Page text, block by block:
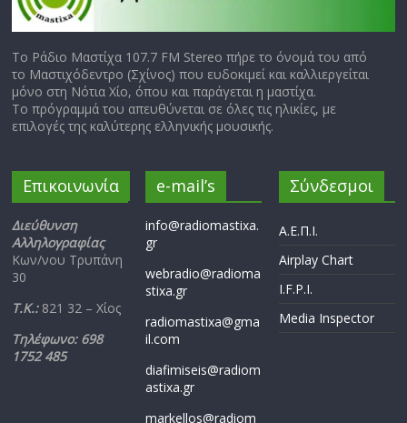
Το Ράδιο Μαστίχα 107.7 FM Stereo πήρε το όνομά του από
το Μαστιχόδεντρο (Σχίνος) που ευδοκιμεί και καλλιεργείται
μόνο στη Νότια Χίο, όπου και παράγεται η μαστίχα.
Το πρόγραμμά του απευθύνεται σε όλες τις ηλικίες, με
επιλογές της καλύτερης ελληνικής μουσικής.
Επικοινωνία
Διεύθυνση
Αλληλογραφίας
Κων/νου Τρυπάνη
30
Τ.Κ.: 821 32 – Χίος
Τηλέφωνο: 698
1752 485
e-mail’s
info@radiomastixa.
gr
webradio@radioma
stixa.gr
radiomastixa@gma
il.com
diafimiseis@radiom
astixa.gr
markellos@radiom
Σύνδεσμοι
Α.Ε.Π.Ι.
Airplay Chart
I.F.P.I.
Media Inspector